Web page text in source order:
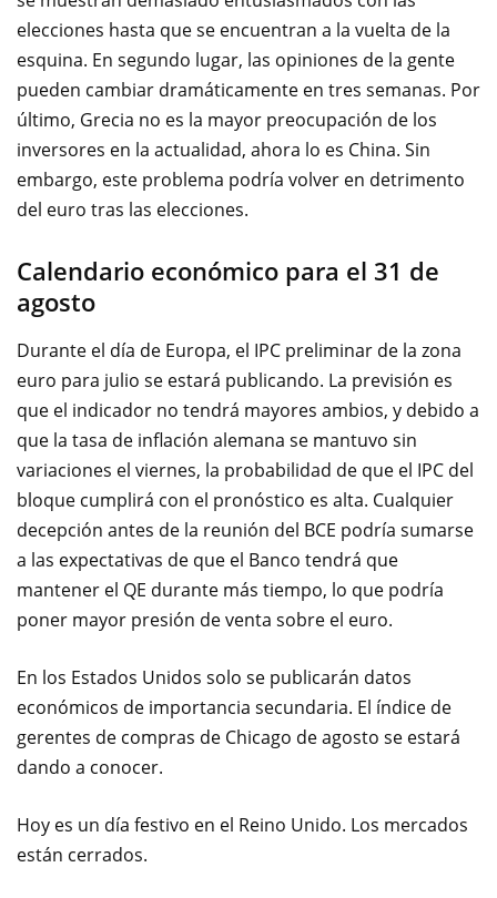
elecciones hasta que se encuentran a la vuelta de la
esquina. En segundo lugar, las opiniones de la gente
pueden cambiar dramáticamente en tres semanas. Por
último, Grecia no es la mayor preocupación de los
inversores en la actualidad, ahora lo es China. Sin
embargo, este problema podría volver en detrimento
del euro tras las elecciones.
Calendario económico para el 31 de
agosto
Durante el día de Europa, el IPC preliminar de la zona
euro para julio se estará publicando. La previsión es
que el indicador no tendrá mayores ambios, y debido a
que la tasa de inflación alemana se mantuvo sin
variaciones el viernes, la probabilidad de que el IPC del
bloque cumplirá con el pronóstico es alta. Cualquier
decepción antes de la reunión del BCE podría sumarse
a las expectativas de que el Banco tendrá que
mantener el QE durante más tiempo, lo que podría
poner mayor presión de venta sobre el euro.
En los Estados Unidos solo se publicarán datos
económicos de importancia secundaria. El índice de
gerentes de compras de Chicago deagosto se estará
dando a conocer.
Hoy es un día festivo en el Reino Unido. Los mercados
están cerrados.